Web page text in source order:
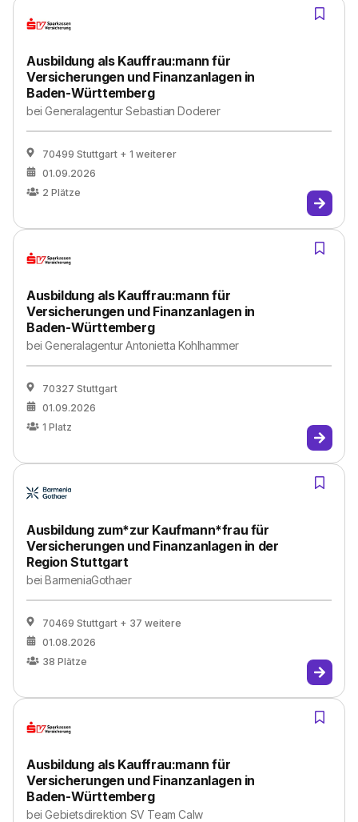
Ausbildung als Kauffrau:mann für
Versicherungen und Finanzanlagen in
Baden-Württemberg
beiGeneralagentur Sebastian Doderer
70499 Stuttgart + 1 weiterer
01.09.2026
2 Plätze
Ausbildung als Kauffrau:mann für
Versicherungen und Finanzanlagen in
Baden-Württemberg
beiGeneralagentur Antonietta Kohlhammer
70327 Stuttgart
01.09.2026
1 Platz
Ausbildung zum*zur Kaufmann*frau für
Versicherungen und Finanzanlagen in der
Region Stuttgart
beiBarmeniaGothaer
70469 Stuttgart + 37 weitere
01.08.2026
38 Plätze
Ausbildung als Kauffrau:mann für
Versicherungen und Finanzanlagen in
Baden-Württemberg
beiGebietsdirektion SV Team Calw